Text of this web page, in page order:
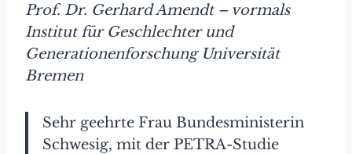
Prof. Dr. Gerhard Amendt – vormals
Institut für Geschlechter und
Generationenforschung Universität
Bremen
Sehr geehrte Frau Bundesministerin
Schwesig, mit der PETRA-Studie